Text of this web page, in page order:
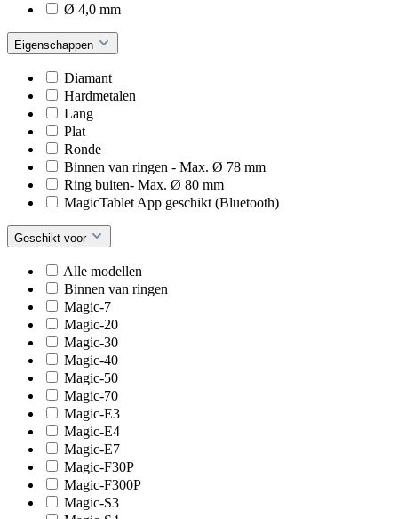
Ø 4,0 mm
Eigenschappen
Diamant
Hardmetalen
Lang
Plat
Ronde
Binnen van ringen - Max. Ø 78 mm
Ring buiten- Max. Ø 80 mm
MagicTablet App geschikt (Bluetooth)
Geschikt voor
Alle modellen
Binnen van ringen
Magic-7
Magic-20
Magic-30
Magic-40
Magic-50
Magic-70
Magic-E3
Magic-E4
Magic-E7
Magic-F30P
Magic-F300P
Magic-S3